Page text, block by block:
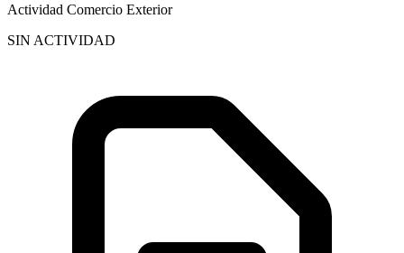
Actividad Comercio Exterior
SIN ACTIVIDAD